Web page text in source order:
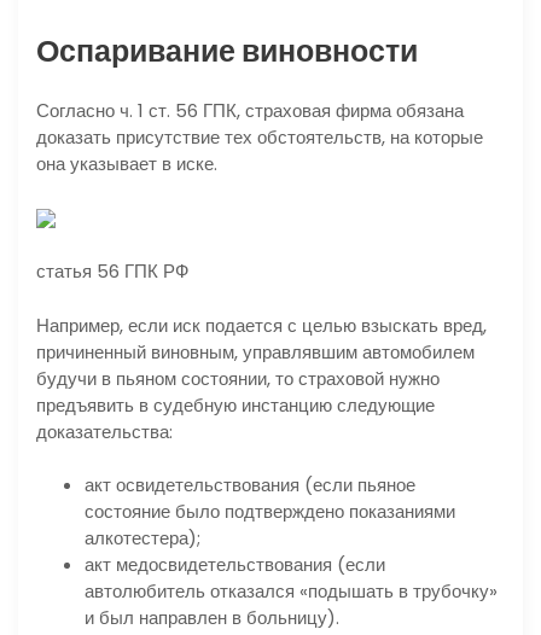
Оспаривание виновности
Согласно ч. 1 ст. 56 ГПК, страховая фирма обязана
доказать присутствие тех обстоятельств, на которые
она указывает в иске.
статья 56 ГПК РФ
Например, если иск подается с целью взыскать вред,
причиненный виновным, управлявшим автомобилем
будучи в пьяном состоянии, то страховой нужно
предъявить в судебную инстанцию следующие
доказательства:
акт освидетельствования (если пьяное
состояние было подтверждено показаниями
алкотестера);
акт медосвидетельствования (если
автолюбитель отказался «подышать в трубочку»
и был направлен в больницу).